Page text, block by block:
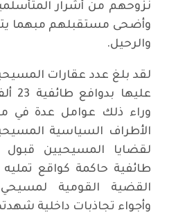
نزوحهم من أشرار
وأضحى مستقبلهم مبهما
والرحيل.
لقد بلغ عدد عقارات
وراء ذلك عوامل عدة في
الأطراف السياسية
لقضايا المسيحيين
طائفية حاكمة كواقع
القضية القومية
وأجواء تجاذبات داخلية